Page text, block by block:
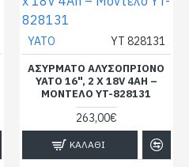
YATO YT 828131
ΑΣΎΡΜΑΤΟ ΑΛΥΣΟΠΡΊΟΝΟ
YATO 16", 2 X 18V 4AH –
ΜΟΝΤΈΛΟ YT-828131
263,00€
ΚΑΛΆΘΙ